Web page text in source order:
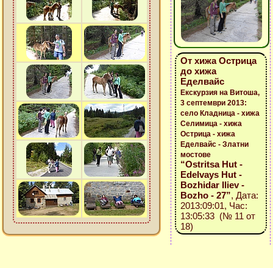
От хижа Острица
до хижа
Еделвайс
Екскурзия на Витоша,
3 септември 2013:
село Кладница - хижа
Селимица - хижа
Острица - хижа
Еделвайс - Златни
мостове
“Ostritsa Hut -
Edelvays Hut -
Bozhidar Iliev -
Bozho - 27”, Дата:
2013:09:01, Час:
13:05:33 (№ 11 от
18)